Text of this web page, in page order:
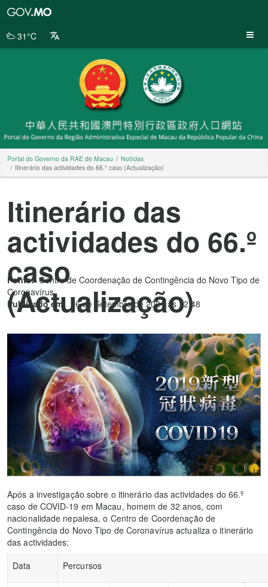
da
31°C
Portal do Governo da RAE de Macau
Notícias
Itinerário das actividades do 66.º caso (Actualização)
Itinerário das
actividades do 66.º
caso
(Actualização)
Fonte: Centro de Coordenação de Contingência do Novo Tipo de
Coronavírus
Publicado em:
26 de Setembro de 2021 às 12:48
Após a investigação sobre o itinerário das actividades do 66.º
caso de COVID-19 em Macau, homem de 32 anos, com
nacionalidade nepalesa, o Centro de Coordenação de
Contingência do Novo Tipo de Coronavírus actualiza o itinerário
das actividades:
Data
Percursos